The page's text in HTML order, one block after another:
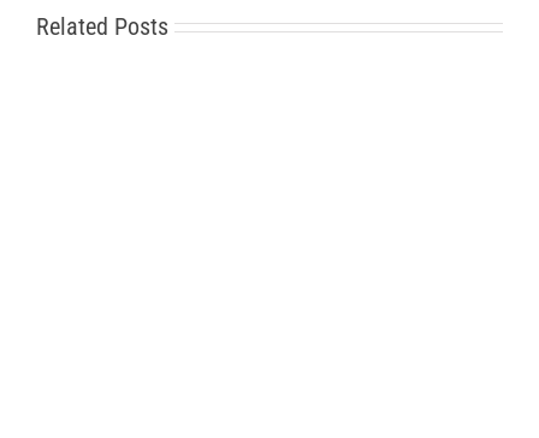
Related Posts